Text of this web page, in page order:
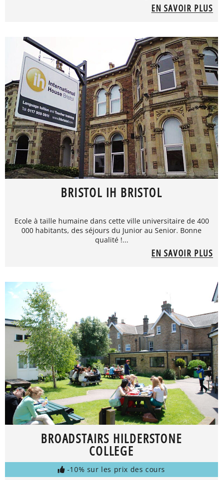
EN SAVOIR PLUS
BRISTOL IH BRISTOL
Ecole à taille humaine dans cette ville universitaire de 400
000 habitants, des séjours du Junior au Senior. Bonne
qualité !...
EN SAVOIR PLUS
BROADSTAIRS HILDERSTONE
COLLEGE
-10% sur les prix des cours